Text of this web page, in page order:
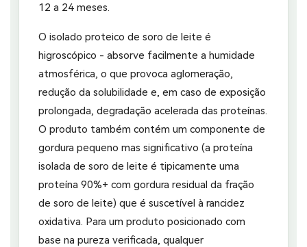
12 a 24 meses.
O isolado proteico de soro de leite é
higroscópico - absorve facilmente a humidade
atmosférica, o que provoca aglomeração,
redução da solubilidade e, em caso de exposição
prolongada, degradação acelerada das proteínas.
O produto também contém um componente de
gordura pequeno mas significativo (a proteína
isolada de soro de leite é tipicamente uma
proteína 90%+ com gordura residual da fração
de soro de leite) que é suscetível à rancidez
oxidativa. Para um produto posicionado com
base na pureza verificada, qualquer